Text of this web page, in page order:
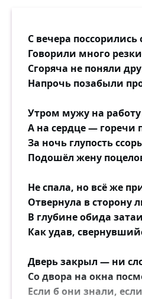
С вечера поссорились
Говорили много
Сгоряча не поняли
Напрочь позабыли
Утром мужу на
А на сердце — горечи
За ночь глупость
Подошёл жену
Не спала, но всё же
Отвернула в сторону
В глубине обида
Как удав,
Дверь закрыл — ни
Со двора на окна
Если б они знали,